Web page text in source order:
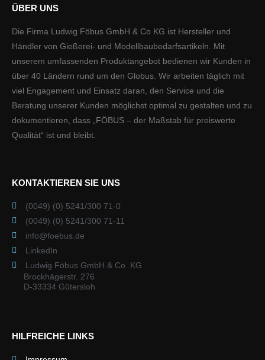
ÜBER UNS
Die Firma Ludwig Föbus GmbH & Co KG ist Hersteller und
Händler von Gießerei- und Modellbaubedarfsartikeln. Mit
unserem umfassenden Produktangebot bedienen wir Kunden in
über 40 Ländern rund um den Globus. Wir arbeiten täglich mit
viel Engagement und Einsatz daran, den Service und die
Beratung unserer Kunden möglichst optimal zu gestalten und zu
dokumentieren, dass „FÖBUS – der Maßstab für preiswerte
Qualität“ ist und bleibt.
KONTAKTIEREN SIE UNS
(0049) (0) 5241/300 71-0
(0049) (0) 5241/300 71-11
info@foebus.de
LinkedIn
Ludwig Föbus GmbH & Co. KG
Brockhägerstr. 276
D-33334 Gütersloh
HILFREICHE LINKS